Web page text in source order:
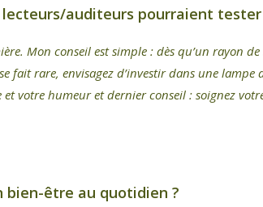
auditeurs pourraient tester
Mon conseil est simple : dès qu’un rayon
fait rare, envisagez d’investir dans une
votre humeur et dernier conseil : soignez
bien-être au quotidien ?